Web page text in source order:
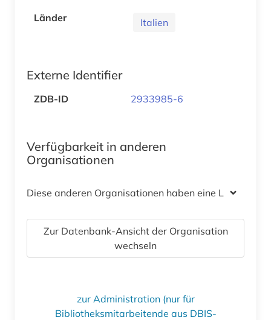
Länder
Italien
Externe Identifier
ZDB-ID 2933985-6
Verfügbarkeit in anderen
Organisationen
Diese anderen Organisationen haben eine Lizenz
Zur Datenbank-Ansicht der Organisation
wechseln
zur Administration (nur für
Bibliotheksmitarbeitende aus DBIS-